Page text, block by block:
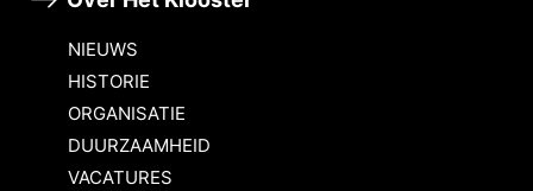
NIEUWS
HISTORIE
ORGANISATIE
DUURZAAMHEID
VACATURES